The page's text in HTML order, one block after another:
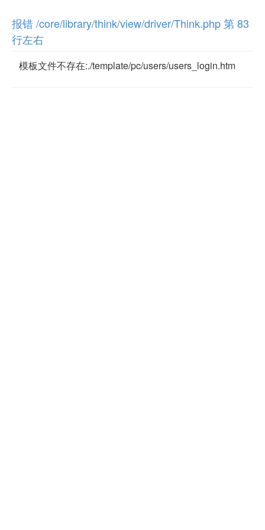
报错 /core/library/think/view/driver/Think.php 第 83
行左右
模板文件不存在:./template/pc/users/users_login.htm